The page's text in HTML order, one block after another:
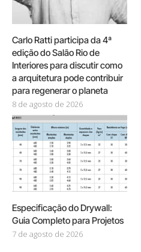
Carlo Ratti participa da 4ª
edição do Salão Rio de
Interiores para discutir como
a arquitetura pode contribuir
para regenerar o planeta
8 de agosto de 2026
Especificação do Drywall:
Guia Completo para Projetos
7 de agosto de 2026